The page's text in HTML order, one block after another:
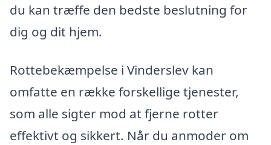
du kan træffe den bedste beslutning for
dig og dit hjem.
Rottebekæmpelse i Vinderslev kan
omfatte en række forskellige tjenester,
som alle sigter mod at fjerne rotter
effektivt og sikkert. Når du anmoder om